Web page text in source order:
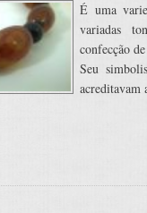
É uma
variadas
confecção
Seu
acreditavam